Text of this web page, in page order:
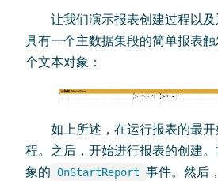
让我们演示报表创建过程以及
具有一个主数据集段的简单报表
个文本对象：
如上所述，在运行报表的最开
程。之后，开始进行报表的创建
象的 OnStartReport 事件。然后